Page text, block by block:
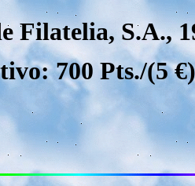
Filatelia, S.A.,
700 Pts./(5